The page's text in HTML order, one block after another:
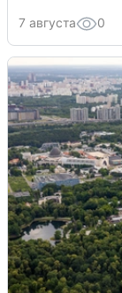
7 августа 0